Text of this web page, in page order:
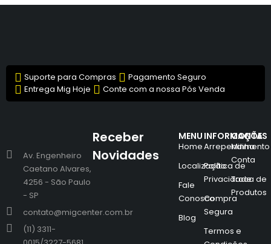
Suporte para Compras
Pagamento Seguro
Entrega Mig Hoje
Conte com a nossa Pós Venda
Av. Engenheiro
Caetano Alvares,
4256 - São Paulo
- SP
contato@migcenter.com.br
(11) 3311-
MENU
Home
Localização
Fale
Conosco
Blog
INFORMAÇÕES
Arrependimento
Política de
Privacidade
Compra
Segura
Termos e
CONTA
Minha
Conta
Troca de
Produtos
Receber
Novidades